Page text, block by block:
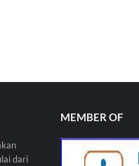
dari
MEMBER OF